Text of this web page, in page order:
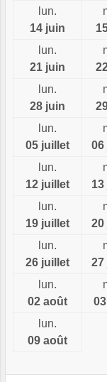
lun.
14 juin
lun.
21 juin
lun.
28 juin
lun.
05 juillet
06
lun.
12 juillet
lun.
19 juillet
20
lun.
26 juillet
27
lun.
02 août
lun.
09 août